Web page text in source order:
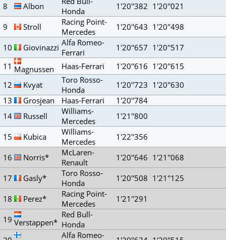
8 Albon
Honda
1'20''382 1'20''021
9 Stroll
Racing Point-
Mercedes
1'20''643 1'20''498
10 Giovinazzi Alfa Romeo-
Ferrari
1'20''657 1'20''517
11 Magnussen Haas-Ferrari 1'20''616 1'20''615
12
Kvyat
Toro Rosso-
Honda
1'20''723 1'20''630
13
Grosjean Haas-Ferrari
1'20''784
14
Russell
Williams-
Mercedes
1'21''800
15 Kubica
Williams-
Mercedes
1'22''356
16 Norris*
McLaren-
Renault
1'20''646 1'21''068
17 Gasly*
Toro Rosso-
Honda
1'20''508 1'21''125
18 Perez*
Racing Point-
Mercedes
1'21''291
19 Verstappen*
Red Bull-
Honda
Alfa Romeo-